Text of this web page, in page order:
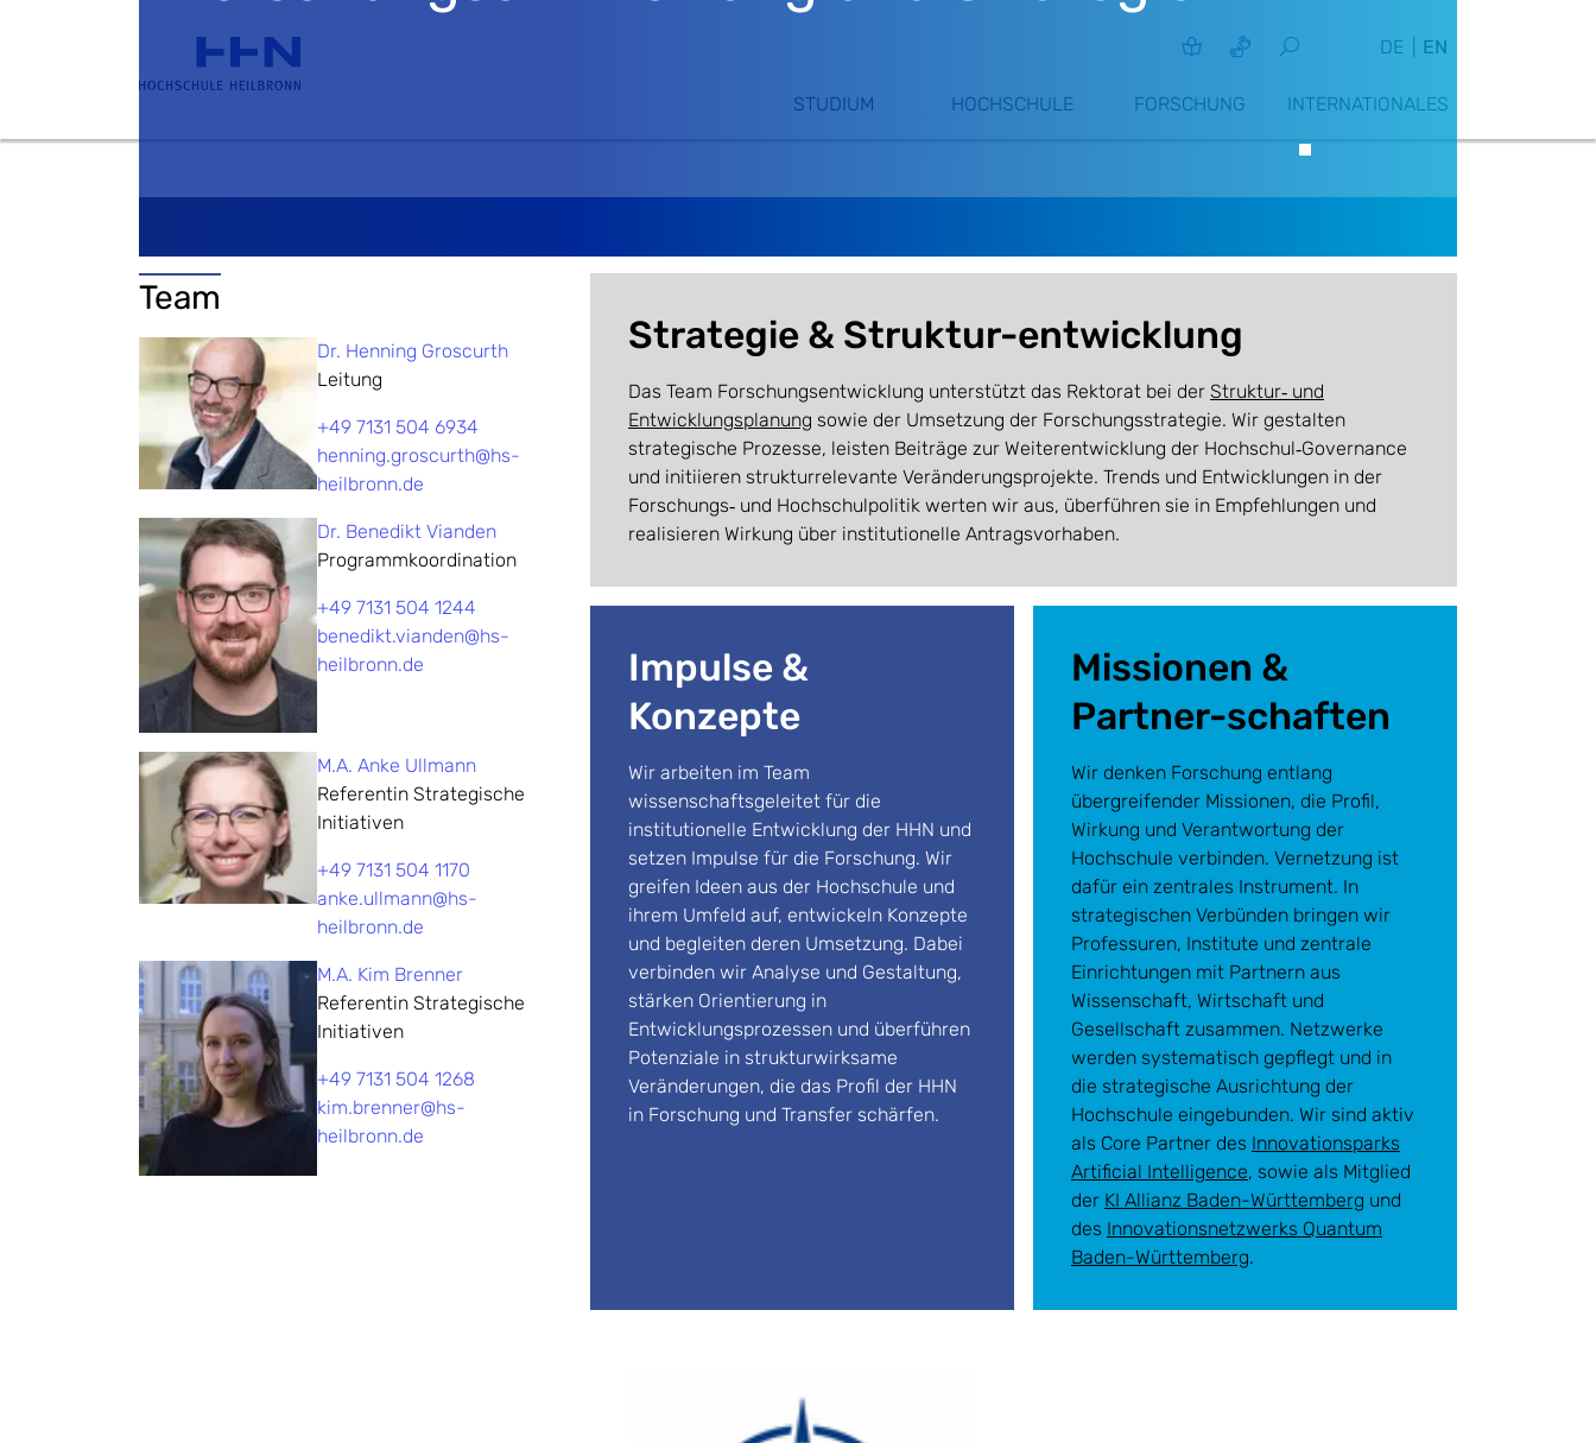
DE EN
STUDIUM HOCHSCHULE FORSCHUNG INTERNATIONALES
Team
Dr. Henning Groscurth
Leitung
+49 7131 504 6934
henning.groscurth@hs-
heilbronn.de
Dr. Benedikt Vianden
Programmkoordination
+49 7131 504 1244
benedikt.vianden@hs-
heilbronn.de
M.A. Anke Ullmann
Referentin Strategische
Initiativen
+49 7131 504 1170
anke.ullmann@hs-
heilbronn.de
M.A. Kim Brenner
Referentin Strategische
Initiativen
+49 7131 504 1268
kim.brenner@hs-
heilbronn.de
Strategie & Struktur-entwicklung
Das Team Forschungsentwicklung unterstützt das Rektorat bei der Struktur‑ und
Entwicklungsplanung sowie der Umsetzung der Forschungsstrategie. Wir gestalten
strategische Prozesse, leisten Beiträge zur Weiterentwicklung der Hochschul‑Governance
und initiieren strukturrelevante Veränderungsprojekte. Trends und Entwicklungen in der
Forschungs‑ und Hochschulpolitik werten wir aus, überführen sie in Empfehlungen und
realisieren Wirkung über institutionelle Antragsvorhaben.
Impulse &
Konzepte
Wir arbeiten im Team
wissenschaftsgeleitet für die
institutionelle Entwicklung der HHN und
setzen Impulse für die Forschung. Wir
greifen Ideen aus der Hochschule und
ihrem Umfeld auf, entwickeln Konzepte
und begleiten deren Umsetzung. Dabei
verbinden wir Analyse und Gestaltung,
stärken Orientierung in
Entwicklungsprozessen und überführen
Potenziale in strukturwirksame
Veränderungen, die das Profil der HHN
in Forschung und Transfer schärfen.
Missionen &
Partner-schaften
Wir denken Forschung entlang
übergreifender Missionen, die Profil,
Wirkung und Verantwortung der
Hochschule verbinden. Vernetzung ist
dafür ein zentrales Instrument. In
strategischen Verbünden bringen wir
Professuren, Institute und zentrale
Einrichtungen mit Partnern aus
Wissenschaft, Wirtschaft und
Gesellschaft zusammen. Netzwerke
werden systematisch gepflegt und in
die strategische Ausrichtung der
Hochschule eingebunden. Wir sind aktiv
als Core Partner des Innovationsparks
Artificial Intelligence, sowie als Mitglied
der KI Allianz Baden-Württemberg und
des Innovationsnetzwerks Quantum
Baden-Württemberg.